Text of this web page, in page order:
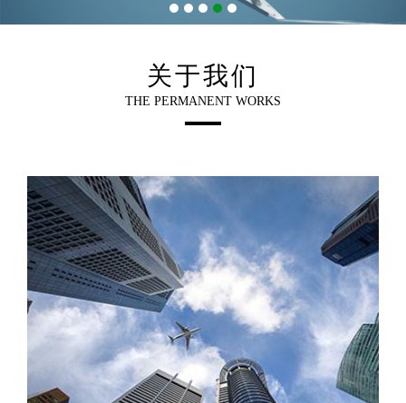
关于我们
THE PERMANENT WORKS